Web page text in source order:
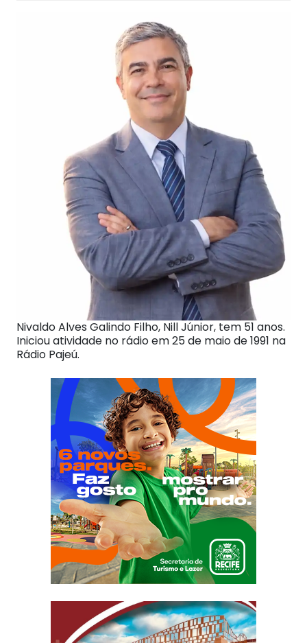
Nivaldo Alves Galindo Filho, Nill Júnior, tem 51 anos.
Iniciou atividade no rádio em 25 de maio de 1991 na
Rádio Pajeú.